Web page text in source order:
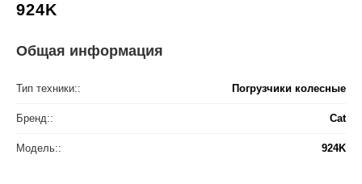
924K
Общая информация
Тип техники:: Погрузчики колесные
Бренд:: Cat
Модель:: 924K